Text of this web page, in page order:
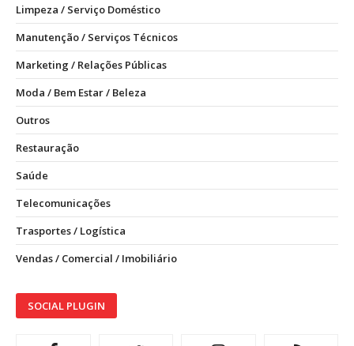
Limpeza / Serviço Doméstico
Manutenção / Serviços Técnicos
Marketing / Relações Públicas
Moda / Bem Estar / Beleza
Outros
Restauração
Saúde
Telecomunicações
Trasportes / Logística
Vendas / Comercial / Imobiliário
SOCIAL PLUGIN